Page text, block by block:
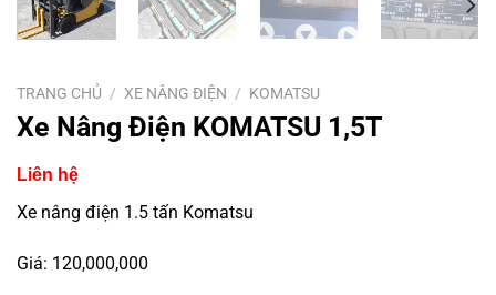
TRANG CHỦ / XE NÂNG ĐIỆN / KOMATSU
Xe Nâng Điện KOMATSU 1,5T
Liên hệ
Xe nâng điện 1.5 tấn Komatsu
Giá: 120,000,000